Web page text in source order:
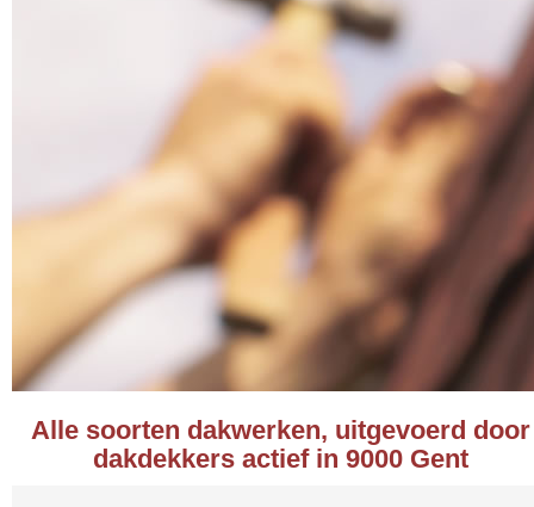
Alle soorten dakwerken, uitgevoerd door
dakdekkers actief in 9000 Gent